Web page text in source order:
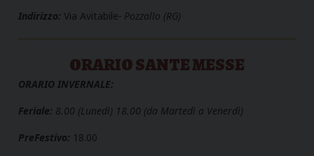
Indirizzo: Via Avitabile- Pozzallo (RG)
ORARIO SANTE MESSE
ORARIO INVERNALE:
Feriale: 8.00 (Lunedì) 18.00 (da Martedì a Venerdì)
PreFestivo: 18.00